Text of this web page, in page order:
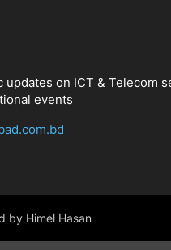
on ICT & Telecom
events
by Himel Hasan